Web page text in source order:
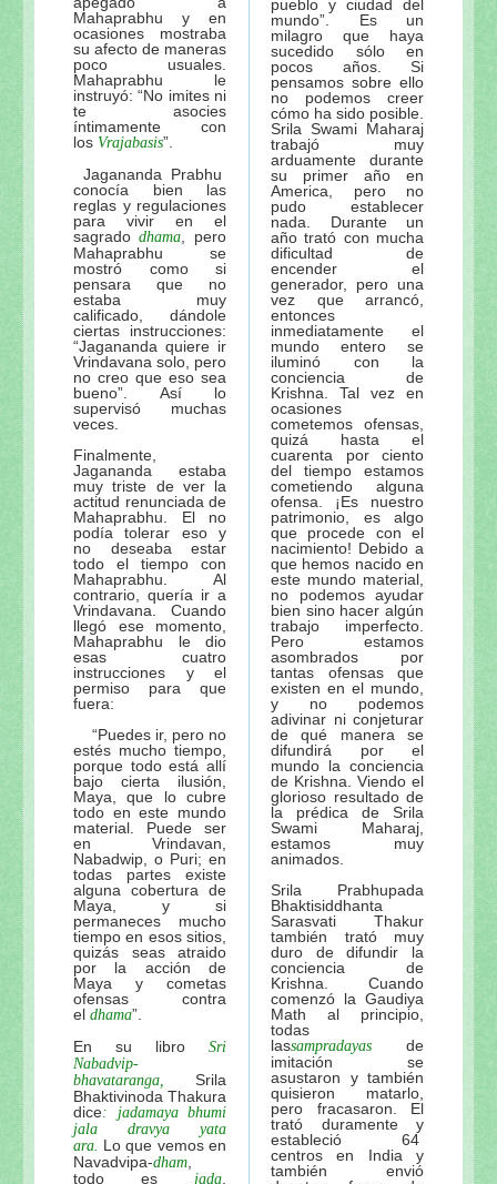
Mahaprabhu y en
ocasiones mostraba
su afecto de maneras
poco usuales.
Mahaprabhu le
instruyó: “No imites ni
te asocies
íntimamente con
los Vrajabasis”.
Jagananda Prabhu
conocía bien las
reglas y regulaciones
para vivir en el
sagrado dhama , pero
Mahaprabhu se
mostró como si
pensara que no
estaba muy
calificado, dándole
ciertas instrucciones:
“Jagananda quiere ir
Vrindavana solo, pero
no creo que eso sea
bueno”. Así lo
supervisó muchas
veces.
Finalmente,
Jagananda estaba
muy triste de ver la
actitud renunciada de
Mahaprabhu. El no
podía tolerar eso y
no deseaba estar
todo el tiempo con
Mahaprabhu. Al
contrario, quería ir a
Vrindavana. Cuando
llegó ese momento,
Mahaprabhu le dio
esas cuatro
instrucciones y el
permiso para que
fuera:
“Puedes ir, pero no
estés mucho tiempo,
porque todo está allí
bajo cierta ilusión,
Maya, que lo cubre
todo en este mundo
material. Puede ser
en Vrindavan,
Nabadwip, o Puri; en
todas partes existe
alguna cobertura de
Maya, y si
permaneces mucho
tiempo en esos sitios,
quizás seas atraido
por la acción de
Maya y cometas
ofensas contra
el dhama”.
En su libro Sri
Nabadvip-
bhavataranga,
Srila
Bhaktivinoda Thakura
dice: jadamaya bhumi
jala dravya yata
ara. Lo que vemos en
Navadvipa-dham
todo es jada
pueblo y ciudad del
mundo”. Es un
milagro que haya
sucedido sólo en
pocos años. Si
pensamos sobre ello
no podemos creer
cómo ha sido posible.
Srila Swami Maharaj
trabajó muy
arduamente durante
su primer año en
America, pero no
pudo establecer
nada. Durante un
año trató con mucha
dificultad de
encender el
generador, pero una
vez que arrancó,
entonces
inmediatamente el
mundo entero se
iluminó con la
conciencia de
Krishna. Tal vez en
ocasiones
cometemos ofensas,
quizá hasta el
cuarenta por ciento
del tiempo estamos
cometiendo alguna
ofensa. ¡Es nuestro
patrimonio, es algo
que procede con el
nacimiento! Debido a
que hemos nacido en
este mundo material,
no podemos ayudar
bien sino hacer algún
trabajo imperfecto.
Pero estamos
asombrados por
tantas ofensas que
existen en el mundo,
y no podemos
adivinar ni conjeturar
de qué manera se
difundirá por el
mundo la conciencia
de Krishna. Viendo el
glorioso resultado de
la prédica de Srila
Swami Maharaj,
estamos muy
animados.
Srila Prabhupada
Bhaktisiddhanta
Sarasvati Thakur
también trató muy
duro de difundir la
conciencia de
Krishna. Cuando
comenzó la Gaudiya
Math al principio,
todas
lassampradayas de
imitación se
asustaron y también
quisieron matarlo,
pero fracasaron. El
trató duramente y
estableció 64
centros en India y
también envió